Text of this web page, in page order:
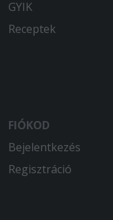
2025-09-04 -
GYORS,
ÉTTEREM
Nem
kértünk.
GYIK
Receptek
FIÓKOD
Bejelentkezés
Regisztráció